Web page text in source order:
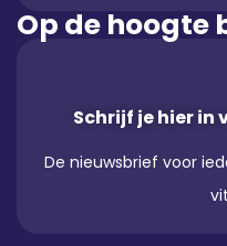
Op de hoogte
Schrijf je hier in
De nieuwsbrief voor